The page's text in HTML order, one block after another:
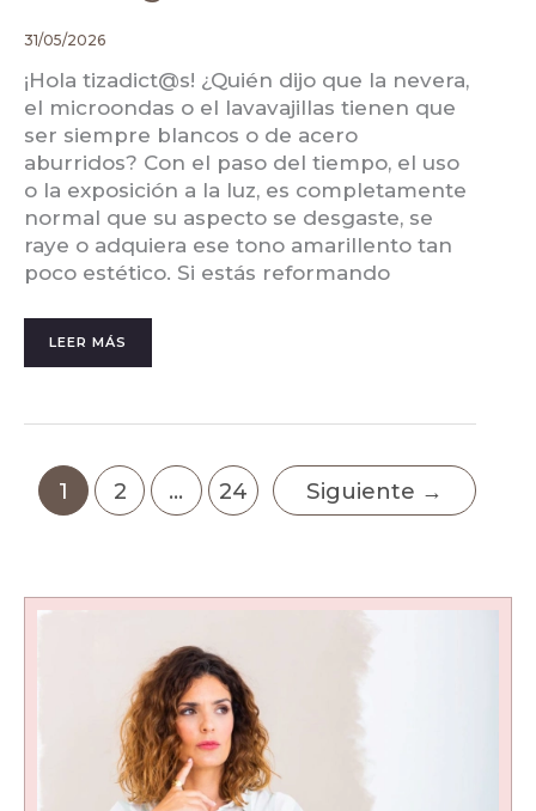
31/05/2026
¡Hola tizadict@s! ¿Quién dijo que la nevera,
el microondas o el lavavajillas tienen que
ser siempre blancos o de acero
aburridos? Con el paso del tiempo, el uso
o la exposición a la luz, es completamente
normal que su aspecto se desgaste, se
raye o adquiera ese tono amarillento tan
poco estético. Si estás reformando
LEER MÁS
1 2 … 24 Siguiente →